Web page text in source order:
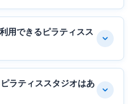
用できるピラティスス
ラティススタジオはあ